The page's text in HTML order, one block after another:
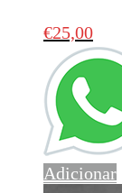
€25,00
Adicionar